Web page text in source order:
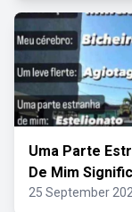
Uma Parte
De Mim
25 September